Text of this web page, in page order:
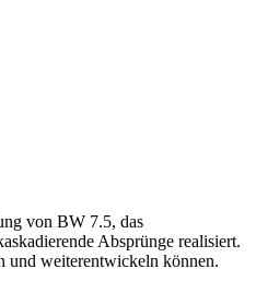
von BW 7.5, das
Absprünge realisiert.
und weiterentwickeln können.